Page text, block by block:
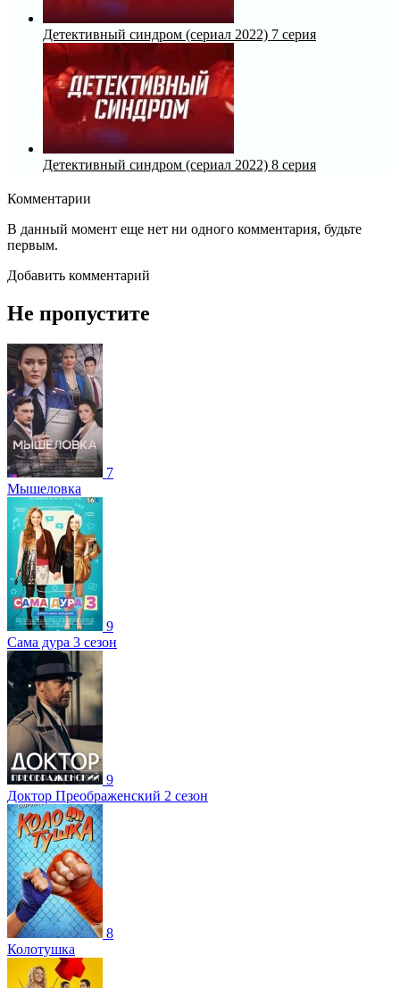
Детективный синдром (сериал 2022) 7 серия
Детективный синдром (сериал 2022) 8 серия
Комментарии
В данный момент еще нет ни одного комментария, будьте
первым.
Добавить комментарий
Не пропустите
7
Мышеловка
9
Сама дура 3 сезон
9
Доктор Преображенский 2 сезон
8
Колотушка